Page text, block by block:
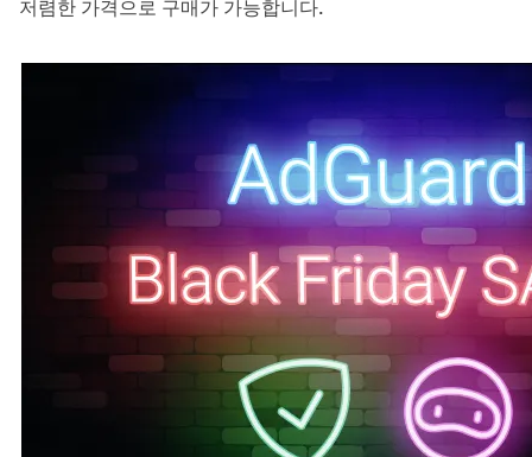
저렴한 가격으로 구매가 가능합니다.